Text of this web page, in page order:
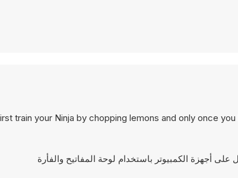
train your Ninja by chopping lemons and only once